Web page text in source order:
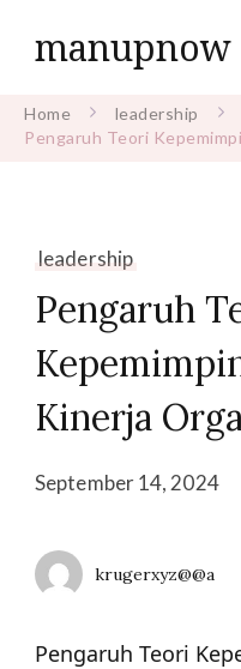
manupnow
Home
leadership
Pengaruh Teori
leadership
Pengaruh
Kinerja
September 14, 2024
krugerxyz@@a
Pengaruh Teori